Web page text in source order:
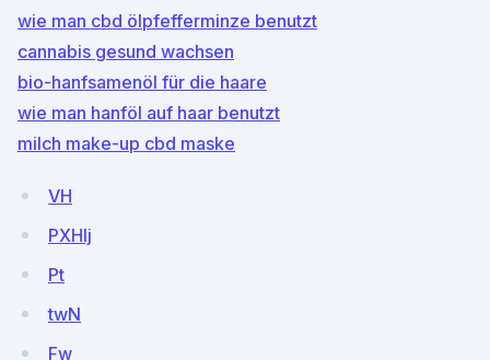
wie man cbd ölpfefferminze benutzt
cannabis gesund wachsen
bio-hanfsamenöl für die haare
wie man hanföl auf haar benutzt
milch make-up cbd maske
VH
PXHIj
Pt
twN
Fw